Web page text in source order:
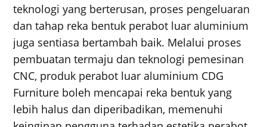
teknologi yang berterusan, proses pengeluaran
dan tahap reka bentuk perabot luar aluminium
juga sentiasa bertambah baik. Melalui proses
pembuatan termaju dan teknologi pemesinan
CNC, produk perabot luar aluminium CDG
Furniture boleh mencapai reka bentuk yang
lebih halus dan diperibadikan, memenuhi